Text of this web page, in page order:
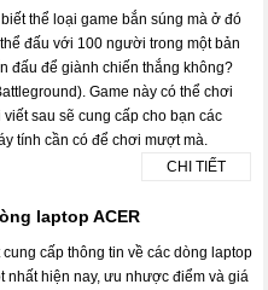
biết thể loại game bắn súng mà ở đó
đấu với 100 người trong một bản
đấu để giành chiến thắng không?
Game này có thể chơi
sau sẽ cung cấp cho bạn các
tính cần có để chơi mượt mà.
CHI TIẾT
laptop ACER
cung cấp thông tin về các dòng laptop
nhất hiện nay, ưu nhược điểm và giá